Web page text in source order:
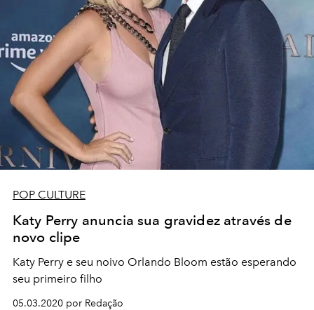
POP CULTURE
Katy Perry anuncia sua gravidez através de
novo clipe
Katy Perry e seu noivo Orlando Bloom estão esperando
seu primeiro filho
05.03.2020 por Redação